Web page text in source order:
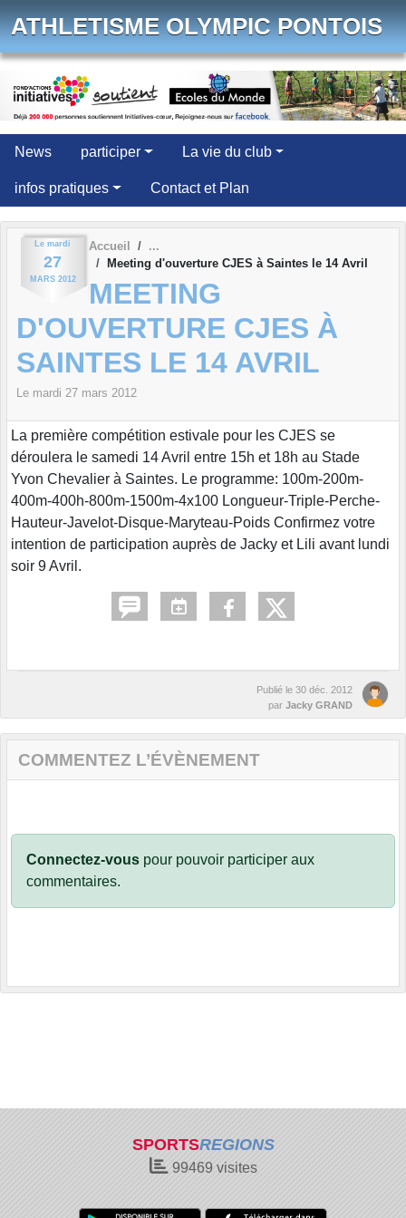
ATHLETISME OLYMPIC PONTOIS
News participer La vie du club
infos pratiques Contact et Plan
Le mardi
27
MARS 2012
Accueil
Meeting d'ouverture CJES à Saintes le 14 Avril
MEETING
D'OUVERTURE CJES À
SAINTES LE 14 AVRIL
Le mardi 27 mars 2012
La première compétition estivale pour les CJES se
déroulera le samedi 14 Avril entre 15h et 18h au Stade
Yvon Chevalier à Saintes. Le programme: 100m-200m-
400m-400h-800m-1500m-4x100 Longueur-Triple-Perche-
Hauteur-Javelot-Disque-Maryteau-Poids Confirmez votre
intention de participation auprès de Jacky et Lili avant lundi
soir 9 Avril.
Publié le 30 déc. 2012
par Jacky GRAND
COMMENTEZ L’ÉVÈNEMENT
Connectez-vous pour pouvoir participer aux
commentaires.
SPORTSREGIONS
99469 visites